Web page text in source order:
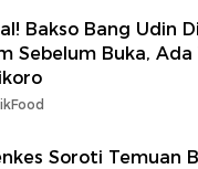
Bakso Bang Udin
Sebelum Buka, Ada
Soroti Temuan